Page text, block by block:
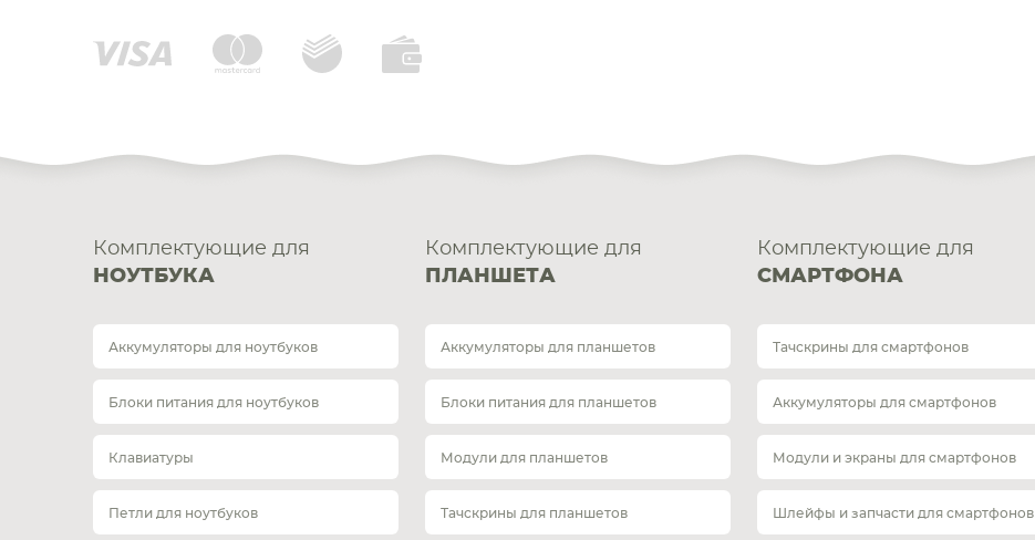
Комплектующие для
НОУТБУКА
Аккумуляторы для ноутбуков
Блоки питания для ноутбуков
Клавиатуры
Петли для ноутбуков
Комплектующие для
ПЛАНШЕТА
Аккумуляторы для планшетов
Блоки питания для планшетов
Модули для планшетов
Тачскрины для планшетов
Комплектующие для
СМАРТФОНА
Тачскрины для смартфонов
Аккумуляторы для смартфонов
Модули и экраны для смартфонов
Шлейфы и запчасти для смартфонов